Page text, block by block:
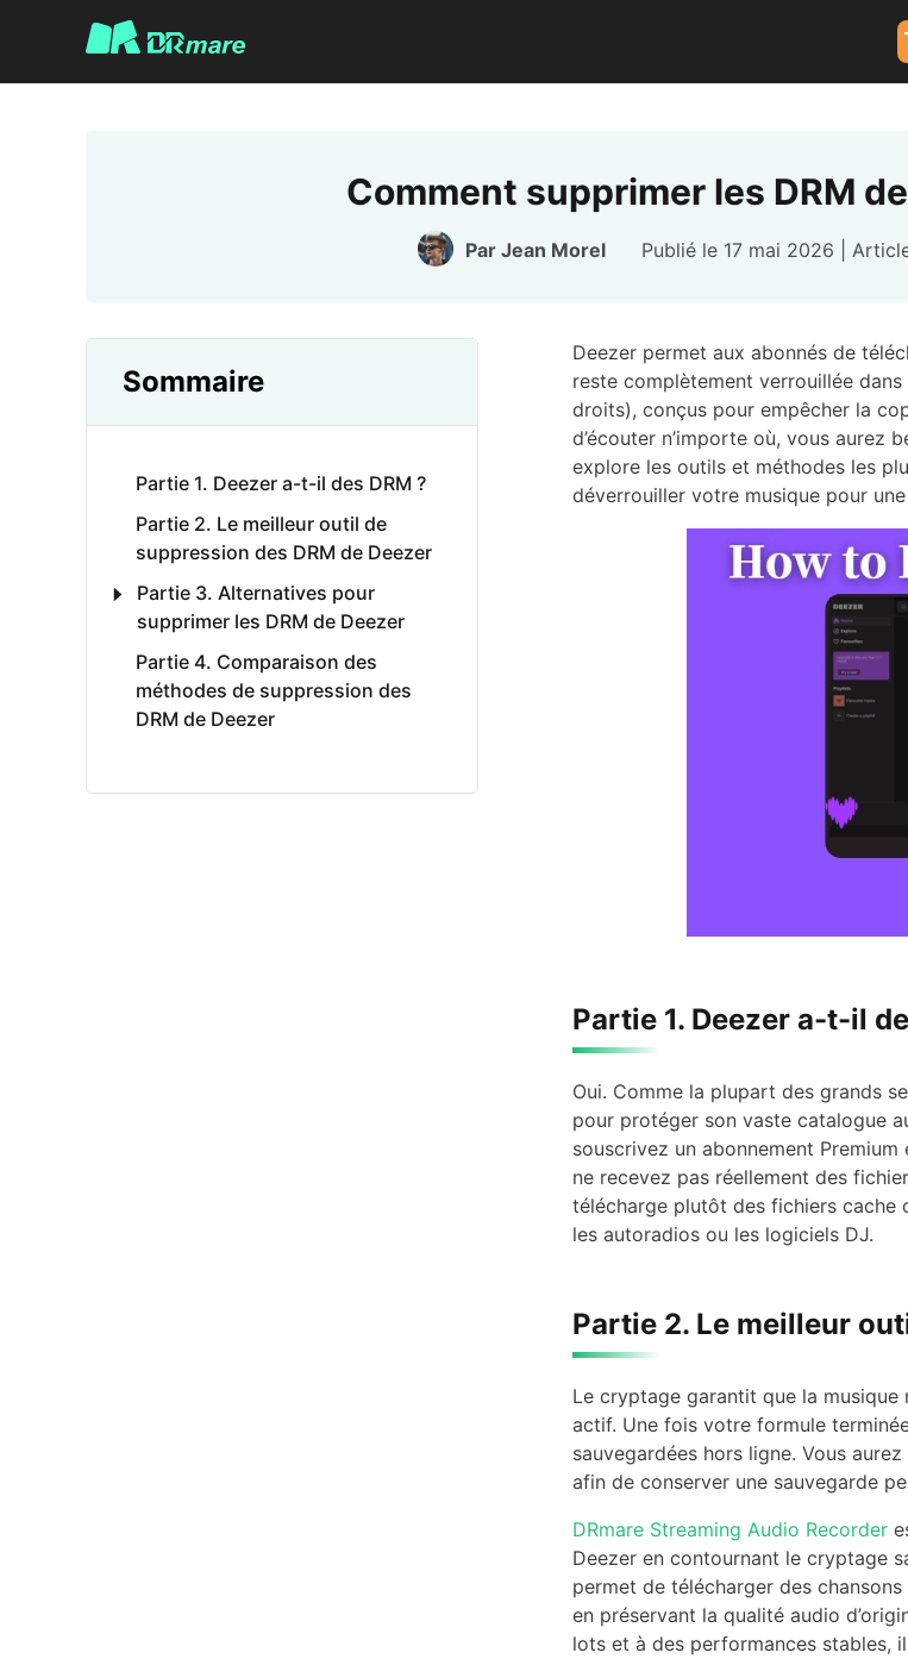
Comment supprimer les DRM
Par Jean Morel Publié le 17 mai 2026 |
Sommaire
Partie 1. Deezer a-t-il des DRM ?
Partie 2. Le meilleur outil de
suppression des DRM de Deezer
Partie 3. Alternatives pour
supprimer les DRM de Deezer
Partie 4. Comparaison des
méthodes de suppression des
DRM de Deezer
Deezer permet aux abonnés de
reste complètement verrouillée
droits), conçus pour empêcher la
d’écouter n’importe où, vous aurez
explore les outils et méthodes les
déverrouiller votre musique pour
Partie 1. Deezer a-t-il
Oui. Comme la plupart des grands
pour protéger son vaste catalogue
souscrivez un abonnement
ne recevez pas réellement des
télécharge plutôt des fichiers cache
les autoradios ou les logiciels DJ.
Partie 2. Le meilleur
Le cryptage garantit que la
actif. Une fois votre formule
sauvegardées hors ligne. Vous
afin de conserver une sauvegarde
DRmare Streaming Audio Recorder
Deezer en contournant le cryptage
permet de télécharger des
en préservant la qualité audio
lots et à des performances stables,